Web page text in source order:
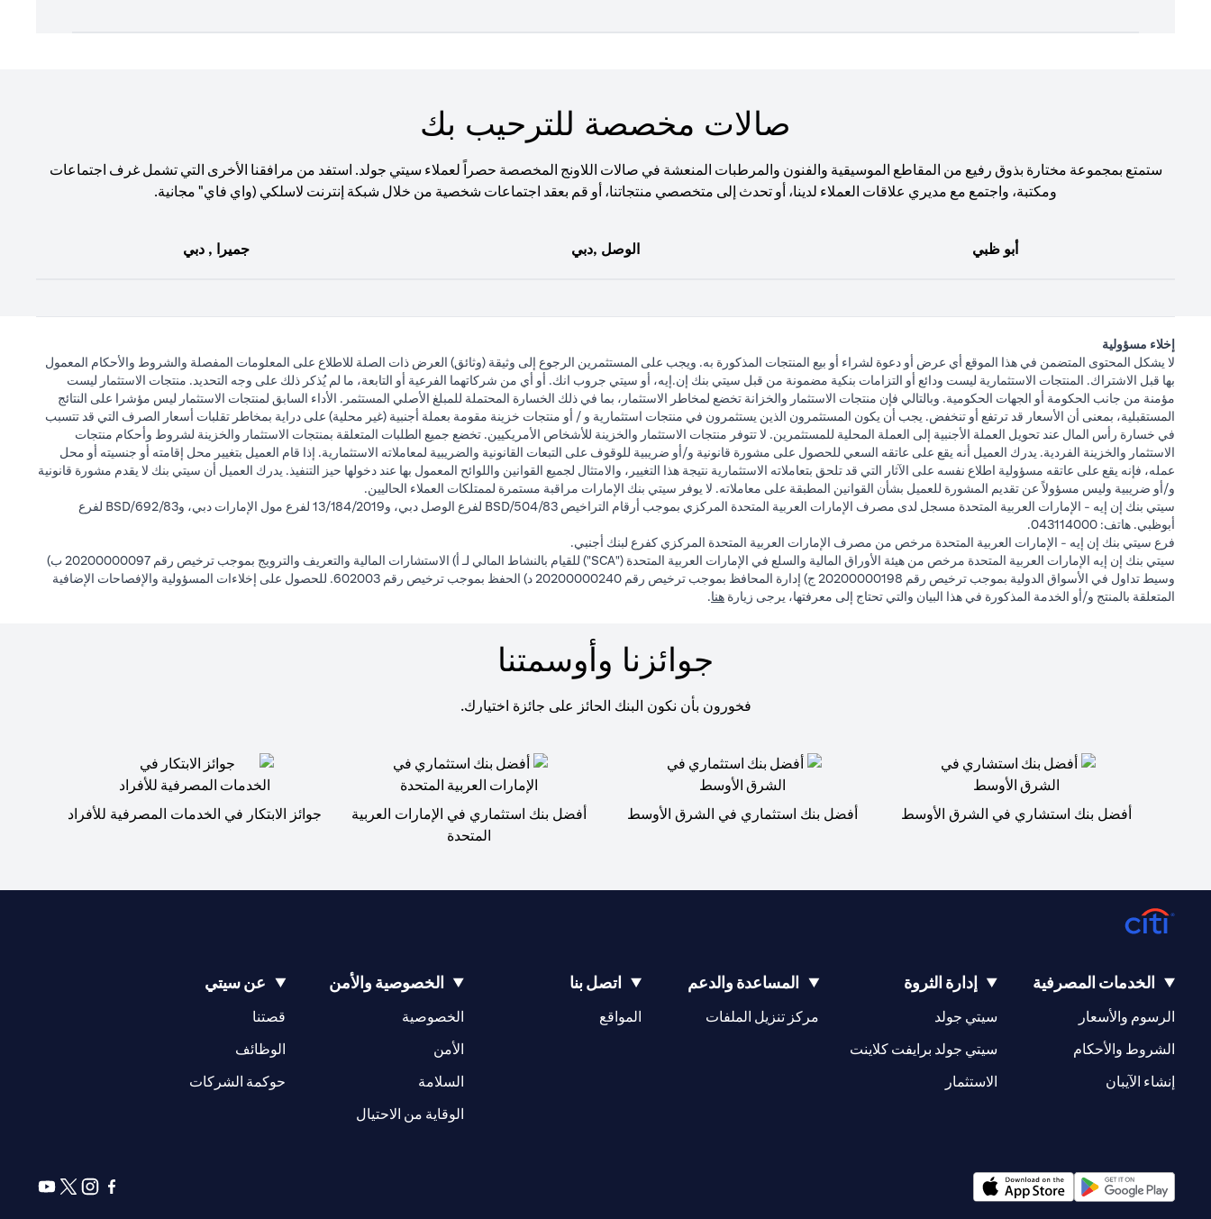
صالات مخصصة للترحيب بك
ستمتع بمجموعة مختارة بذوق رفيع من المقاطع الموسيقية والفنون والمرطبات المنعشة في صالات اللاونج المخصصة حصراً لعملاء سيتي جولد. استفد من مرافقنا الأخرى التي تشمل غرف اجتماعات
ومكتبة، واجتمع مع مديري علاقات العملاء لدينا، أو تحدث إلى متخصصي منتجاتنا، أو قم بعقد اجتماعات شخصية من خلال شبكة إنترنت لاسلكي (واي فاي" مجانية.
أبو ظبي الوصل ,دبي جميرا , دبي
إخلاء مسؤولية
لا يشكل المحتوى المتضمن في هذا الموقع أي عرض أو دعوة لشراء أو بيع المنتجات المذكورة به. ويجب على المستثمرين الرجوع إلى وثيقة (وثائق) العرض ذات الصلة للاطلاع على المعلومات المفصلة والشروط والأحكام المعمول
بها قبل الاشتراك. المنتجات الاستثمارية ليست ودائع أو التزامات بنكية مضمونة من قبل سيتي بنك إن.إيه، أو سيتي جروب انك. أو أي من شركاتهما الفرعية أو التابعة، ما لم يُذكر ذلك على وجه التحديد. منتجات الاستثمار ليست
مؤمنة من جانب الحكومة أو الجهات الحكومية. وبالتالي فإن منتجات الاستثمار والخزانة تخضع لمخاطر الاستثمار، بما في ذلك الخسارة المحتملة للمبلغ الأصلي المستثمر. الأداء السابق لمنتجات الاستثمار ليس مؤشرا على النتائج
المستقبلية، بمعنى أن الأسعار قد ترتفع أو تنخفض. يجب أن يكون المستثمرون الذين يستثمرون في منتجات استثمارية و / أو منتجات خزينة مقومة بعملة أجنبية (غير محلية) على دراية بمخاطر تقلبات أسعار الصرف التي قد تتسبب
في خسارة رأس المال عند تحويل العملة الأجنبية إلى العملة المحلية للمستثمرين. لا تتوفر منتجات الاستثمار والخزينة للأشخاص الأمريكيين. تخضع جميع الطلبات المتعلقة بمنتجات الاستثمار والخزينة لشروط وأحكام منتجات
الاستثمار والخزينة الفردية. يدرك العميل أنه يقع على عاتقه السعي للحصول على مشورة قانونية و/أو ضريبية للوقوف على التبعات القانونية والضريبية لمعاملاته الاستثمارية. إذا قام العميل بتغيير محل إقامته أو جنسيته أو محل
عمله، فإنه يقع على عاتقه مسؤولية اطلاع نفسه على الآثار التي قد تلحق بتعاملاته الاستثمارية نتيجة هذا التغيير، والامتثال لجميع القوانين واللوائح المعمول بها عند دخولها حيز التنفيذ. يدرك العميل أن سيتي بنك لا يقدم مشورة قانونية
و/أو ضريبية وليس مسؤولاً عن تقديم المشورة للعميل بشأن القوانين المطبقة على معاملاته. لا يوفر سيتي بنك الإمارات مراقبة مستمرة لممتلكات العملاء الحاليين.
سيتي بنك إن إيه - الإمارات العربية المتحدة مسجل لدى مصرف الإمارات العربية المتحدة المركزي بموجب أرقام التراخيص BSD/504/83 لفرع الوصل دبي، و13/184/2019 لفرع مول الإمارات دبي، وBSD/692/83 لفرع
أبوظبي. هاتف: 043114000.
فرع سيتي بنك إن إيه - الإمارات العربية المتحدة مرخص من مصرف الإمارات العربية المتحدة المركزي كفرع لبنك أجنبي.
سيتي بنك إن إيه الإمارات العربية المتحدة مرخص من هيئة الأوراق المالية والسلع في الإمارات العربية المتحدة ("SCA") للقيام بالنشاط المالي لـ أ) الاستشارات المالية والتعريف والترويج بموجب ترخيص رقم 20200000097 ب)
وسيط تداول في الأسواق الدولية بموجب ترخيص رقم 20200000198 ج) إدارة المحافظ بموجب ترخيص رقم 20200000240 د) الحفظ بموجب ترخيص رقم 602003. للحصول على إخلاءات المسؤولية والإفصاحات الإضافية
المتعلقة بالمنتج و/أو الخدمة المذكورة في هذا البيان والتي تحتاج إلى معرفتها، يرجى زيارة هنا.
جوائزنا وأوسمتنا
فخورون بأن نكون البنك الحائز على جائزة اختيارك.
أفضل بنك استشاري في الشرق الأوسط أفضل بنك استثماري في الشرق الأوسط
أفضل بنك استثماري في الإمارات العربية
المتحدة
جوائز الابتكار في الخدمات المصرفية للأفراد
الخدمات المصرفية
الرسوم والأسعار
الشروط والأحكام
إنشاء الآيبان
إدارة الثروة
سيتي جولد
سيتي جولد برايفت كلاينت
الاستثمار
المساعدة والدعم
مركز تنزيل الملفات
اتصل بنا
المواقع
(opens in a new tab)
الخصوصية والأمن
الخصوصية
الأمن
السلامة
الوقاية من الاحتيال
عن سيتي
قصتنا
(opens in a new tab)
الوظائف
(opens in a new tab)
حوكمة الشركات
(opens in a new tab)